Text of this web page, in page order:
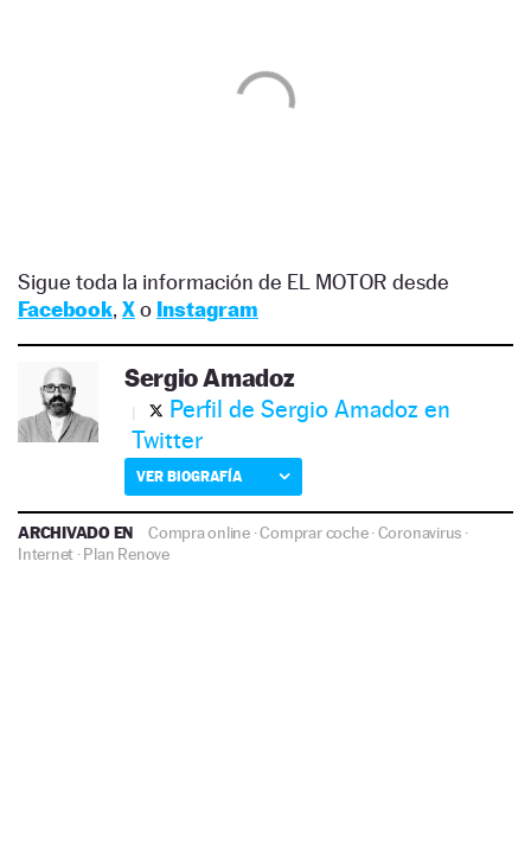
Sigue toda la información de EL MOTOR desde
Facebook, Xo Instagram
Sergio Amadoz
Perfil de Sergio Amadoz en
Twitter
VER BIOGRAFÍA
ARCHIVADO EN Compra online ·Comprar coche·Coronavirus ·
Internet ·Plan Renove